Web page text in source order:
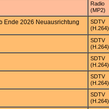
Radio
(MP2)
Ende 2026 Neuausrichtung
SDTV
(H.264)
SDTV
(H.264)
SDTV
(H.264)
SDTV
(H.264)
SDTV
(H.264)